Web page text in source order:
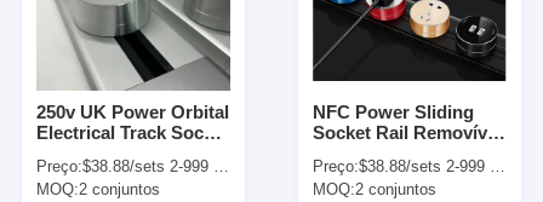
250v UK Power Orbital
Electrical Track Socket
Preço:$38.88/sets 2-999 sets
MOQ:2 conjuntos
NFC Power Sliding
Socket Rail Removível
250v
Preço:$38.88/sets 2-999 sets
MOQ:2 conjuntos